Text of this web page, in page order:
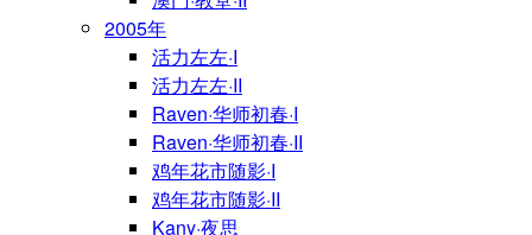
2005年
活力左左·I
活力左左·II
Raven·华师初春·I
Raven·华师初春·II
鸡年花市随影·I
鸡年花市随影·II
Kany·夜思